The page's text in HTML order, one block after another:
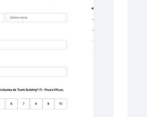
de lacrosse